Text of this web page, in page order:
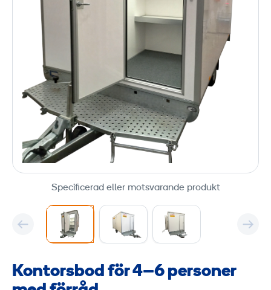
Specificerad eller motsvarande produkt
Kontorsbod för 4–6 personer